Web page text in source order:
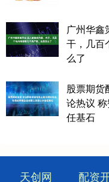
广州华鑫
干，几百
么了
股票期货
论热议
任基石
天创网 配资